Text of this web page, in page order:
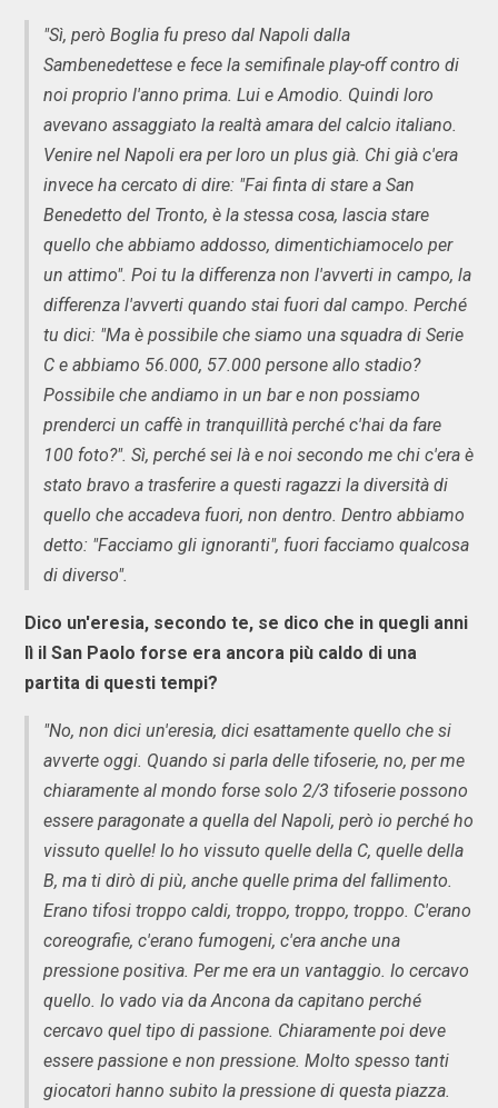
"Sì, però Boglia fu preso dal Napoli dalla
Sambenedettese e fece la semifinale play-off contro di
noi proprio l'anno prima. Lui e Amodio. Quindi loro
avevano assaggiato la realtà amara del calcio italiano.
Venire nel Napoli era per loro un plus già. Chi già c'era
invece ha cercato di dire: "Fai finta di stare a San
Benedetto del Tronto, è la stessa cosa, lascia stare
quello che abbiamo addosso, dimentichiamocelo per
un attimo". Poi tu la differenza non l'avverti in campo, la
differenza l'avverti quando stai fuori dal campo. Perché
tu dici: "Ma è possibile che siamo una squadra di Serie
C e abbiamo 56.000, 57.000 persone allo stadio?
Possibile che andiamo in un bar e non possiamo
prenderci un caffè in tranquillità perché c'hai da fare
100 foto?". Sì, perché sei là e noi secondo me chi c'era è
stato bravo a trasferire a questi ragazzi la diversità di
quello che accadeva fuori, non dentro. Dentro abbiamo
detto: "Facciamo gli ignoranti", fuori facciamo qualcosa
di diverso".
Dico un'eresia, secondo te, se dico che in quegli anni
lì il San Paolo forse era ancora più caldo di una
partita di questi tempi?
"No, non dici un'eresia, dici esattamente quello che si
avverte oggi. Quando si parla delle tifoserie, no, per me
chiaramente al mondo forse solo 2/3 tifoserie possono
essere paragonate a quella del Napoli, però io perché ho
vissuto quelle! Io ho vissuto quelle della C, quelle della
B, ma ti dirò di più, anche quelle prima del fallimento.
Erano tifosi troppo caldi, troppo, troppo, troppo. C'erano
coreografie, c'erano fumogeni, c'era anche una
pressione positiva. Per me era un vantaggio. Io cercavo
quello. Io vado via da Ancona da capitano perché
cercavo quel tipo di passione. Chiaramente poi deve
essere passione e non pressione. Molto spesso tanti
giocatori hanno subito la pressione di questa piazza.